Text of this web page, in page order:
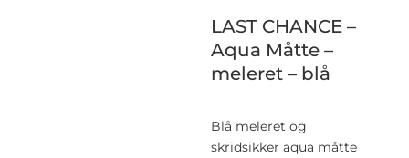
LAST CHANCE –
Aqua Måtte –
meleret – blå
Blå meleret og
skridsikker aqua måtte